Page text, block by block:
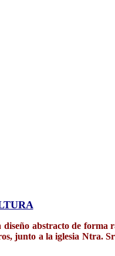
abstracto de forma
junto a la iglesia Ntra.